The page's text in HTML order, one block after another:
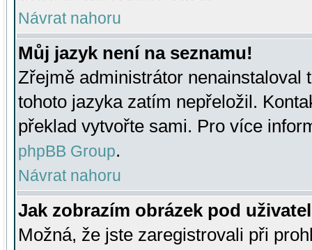
Návrat nahoru
Můj jazyk není na seznamu!
Zřejmě administrátor nenainstaloval
tohoto jazyka zatím nepřeložil.
překlad vytvořte sami. Pro více
phpBB Group.
Návrat nahoru
Jak zobrazím obrázek pod
Možná, že jste zaregistrovali při